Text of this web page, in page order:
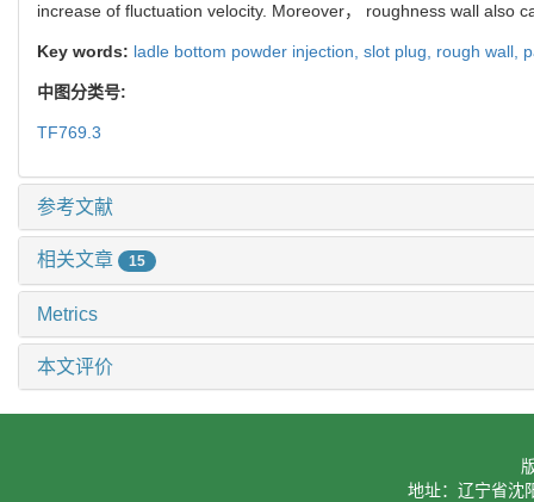
increase of fluctuation velocity. Moreover， roughness wall also
Key words: ladle bottom powder injection, slot plug, rough wall,
中图分类号:
TF769.3
参考文献
相关文章 15
Metrics
本文评价
地址：辽宁省沈